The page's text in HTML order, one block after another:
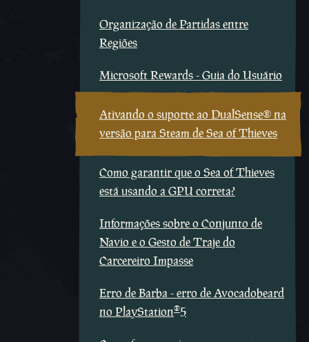
Organização de Partidas entre
Regiões
Microsoft Rewards - Guia do Usuário
Ativando o suporte ao DualSense® na
versão para Steam de Sea of Thieves
Como garantir que o Sea of Thieves
está usando a GPU correta?
Informações sobre o Conjunto de
Navio e o Gesto de Traje do
Carcereiro Impasse
Erro de Barba - erro de Avocadobeard
no PlayStation®5